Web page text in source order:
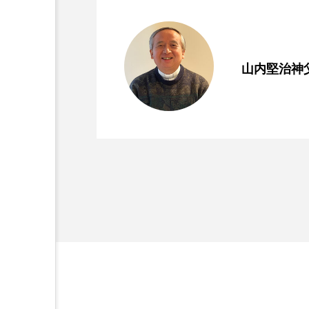
山内堅治神
2026.07.31
2026.07.24 この世の宝 年間第17